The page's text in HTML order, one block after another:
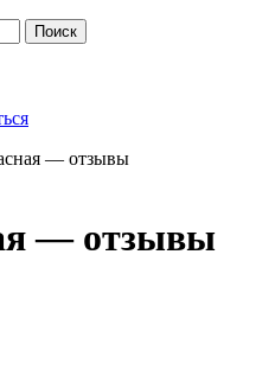
Поиск
— отзывы
— отзывы